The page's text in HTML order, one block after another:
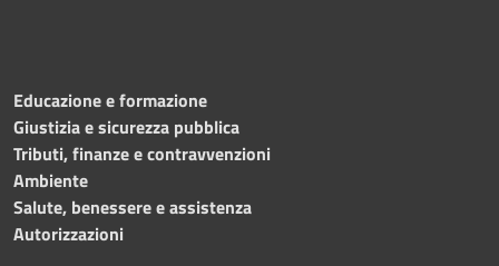
Educazione e formazione
Giustizia e sicurezza pubblica
Tributi, finanze e contravvenzioni
Ambiente
Salute, benessere e assistenza
Autorizzazioni